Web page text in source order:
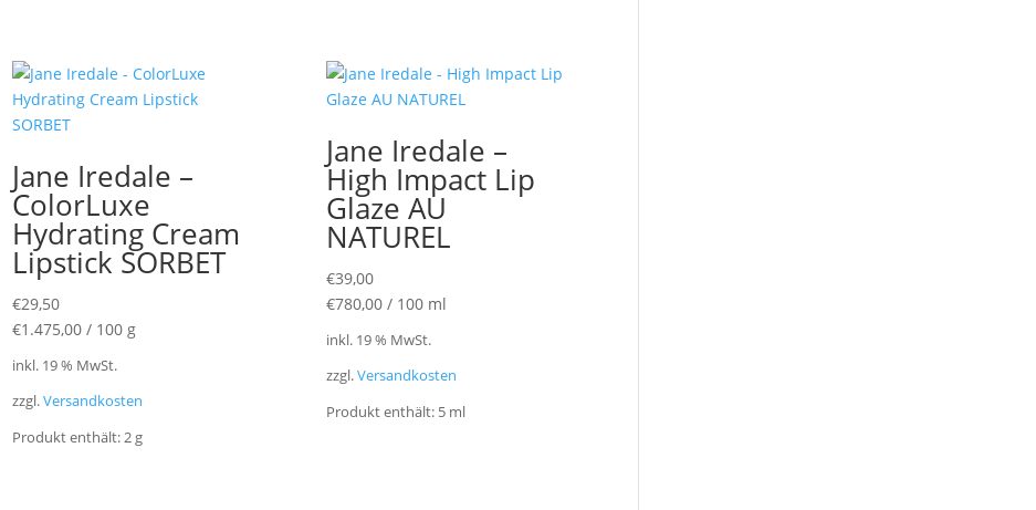
Jane Iredale –
ColorLuxe
Hydrating Cream
Lipstick SORBET
€29,50
€1.475,00/ 100 g
inkl. 19 % MwSt.
zzgl.Versandkosten
Produkt enthält: 2 g
Jane Iredale –
High Impact Lip
Glaze AU
NATUREL
€39,00
€780,00/ 100 ml
inkl. 19 % MwSt.
zzgl.Versandkosten
Produkt enthält: 5 ml